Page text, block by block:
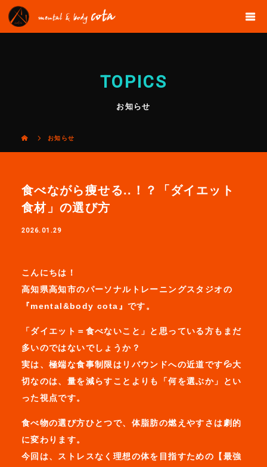
TOPICS
お知らせ
お知らせ
食べながら痩せる..！？「ダイエット
食材」の選び方
2026.01.29
こんにちは！
高知県高知市のパーソナルトレーニングスタジオの
『mental&body cota』です。
「ダイエット＝食べないこと」と思っている方もまだ
多いのではないでしょうか？
実は、極端な食事制限はリバウンドへの近道です💦大
切なのは、量を減らすことよりも「何を選ぶか」とい
った視点です。
食べ物の選び方ひとつで、体脂肪の燃えやすさは劇的
に変わります。
今回は、ストレスなく理想の体を目指すための【最強